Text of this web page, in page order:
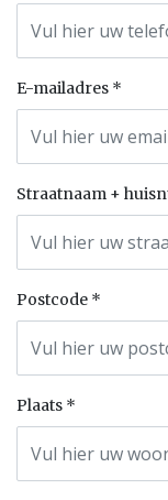
E-mailadres
Straatnaam +
Postcode
Plaats